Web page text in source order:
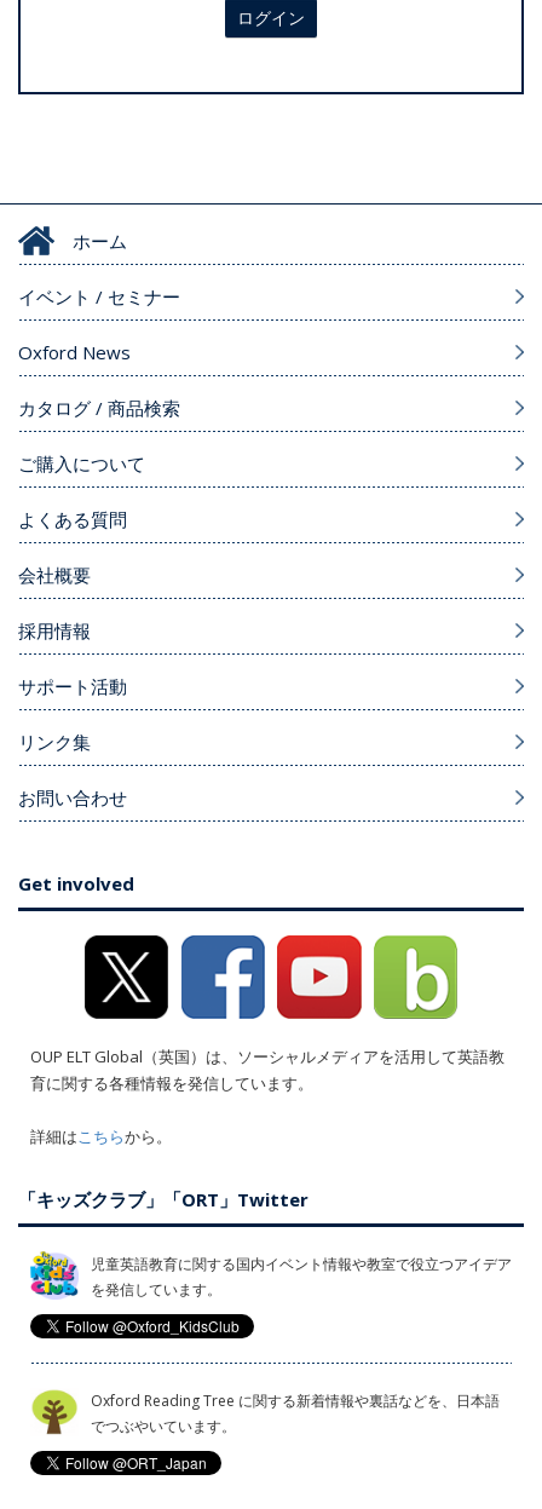
ログイン
ホーム
イベント / セミナー
Oxford News
カタログ / 商品検索
ご購入について
よくある質問
会社概要
採用情報
サポート活動
リンク集
お問い合わせ
Get involved
OUP ELT Global（英国）は、ソーシャルメディアを活用して英語教
育に関する各種情報を発信しています。
詳細はこちらから。
「キッズクラブ」「ORT」Twitter
児童英語教育に関する国内イベント情報や教室で役立つアイデア
を発信しています。
Oxford Reading Tree に関する新着情報や裏話などを、日本語
でつぶやいています。